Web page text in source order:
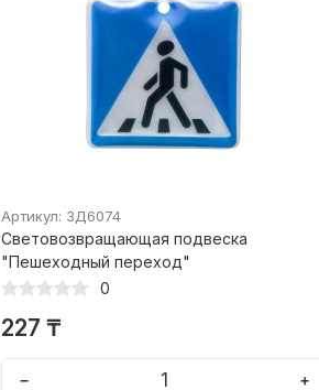
Артикул: ЗД6074
Световозвращающая подвеска
"Пешеходный переход"
0
227 ₸
− +